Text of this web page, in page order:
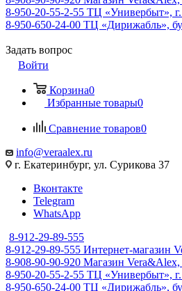
8-950-20-55-2-55 ТЦ «Универбыт», г.
8-950-650-24-00 ТЦ «Дирижабль»,
Задать вопрос
Войти
Корзина0
Избранные товары0
Сравнение товаров0
info@veraalex.ru
г. Екатеринбург, ул. Сурикова 37
Вконтакте
Telegram
WhatsApp
8-912-29-89-555
8-912-29-89-555 Интернет-магазин
8-908-90-90-920 Магазин Vera&Alex,
8-950-20-55-2-55 ТЦ «Универбыт», г.
8-950-650-24-00 ТЦ «Дирижабль»,